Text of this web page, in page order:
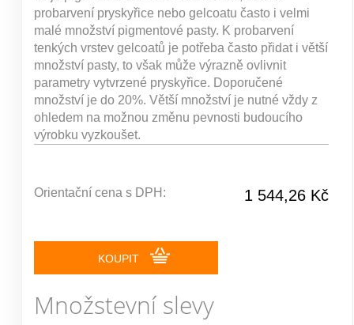
probarvení pryskyřice nebo gelcoatu často i velmi
malé množství pigmentové pasty. K probarvení
tenkých vrstev gelcoatů je potřeba často přidat i větší
množství pasty, to však může výrazně ovlivnit
parametry vytvrzené pryskyřice. Doporučené
množství je do 20%. Větší množství je nutné vždy z
ohledem na možnou změnu pevnosti budoucího
výrobku vyzkoušet.
1 544,26 Kč
Orientační cena s DPH:
KOUPIT
Množstevní slevy